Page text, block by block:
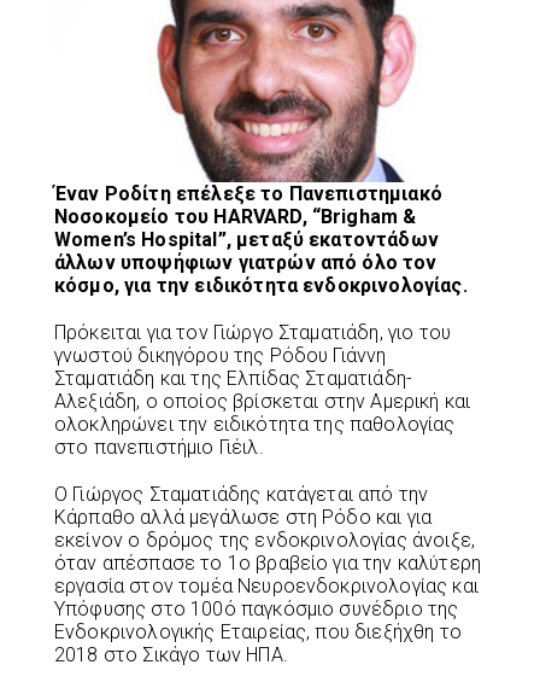
Έναν Ροδίτη επέλεξε το Πανεπιστημιακό
Νοσοκομείο του HARVARD, “Brigham &
Women’s Hospital”, μεταξύ εκατοντάδων
άλλων υποψήφιων γιατρών από όλο τον
κόσμο, για την ειδικότητα ενδοκρινολογίας.
Πρόκειται για τον Γιώργο Σταματιάδη, γιο του
γνωστού δικηγόρου της Ρόδου Γιάννη
Σταματιάδη και της Ελπίδας Σταματιάδη-
Αλεξιάδη, ο οποίος βρίσκεται στην Αμερική και
ολοκληρώνει την ειδικότητα της παθολογίας
στο πανεπιστήμιο Γιέιλ.
Ο Γιώργος Σταματιάδης κατάγεται από την
Κάρπαθο αλλά μεγάλωσε στη Ρόδο και για
εκείνον ο δρόμος της ενδοκρινολογίας άνοιξε,
όταν απέσπασε το 1ο βραβείο για την καλύτερη
εργασία στον τομέα Νευροενδοκρινολογίας και
Υπόφυσης στο 100ό παγκόσμιο συνέδριο της
Ενδοκρινολογικής Εταιρείας, που διεξήχθη το
2018 στο Σικάγο των ΗΠΑ.